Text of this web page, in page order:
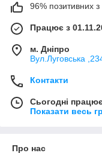
96% позитивних з
Працює з
м. Дніпро
Вул.Луговська
Контакти
Сьогодні
Показати весь
Про нас